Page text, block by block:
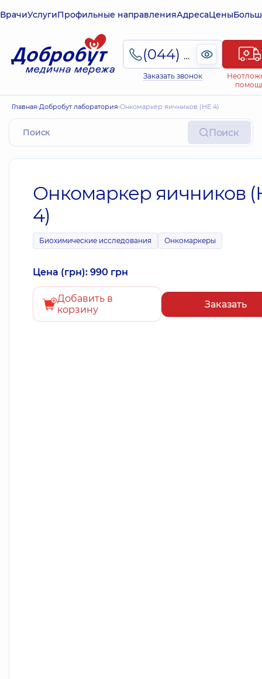
ВрачиУслугиПрофильные направленияАдресаЦены
(044) 495-2-888
Заказать звонок
Главная Добробут лаборатория Онкомаркер яичников (НЕ 4)
Поиск
Онкомаркер яичников
4)
Биохимические исследования Онкомаркеры
Цена (грн): 990 грн
Добавить в
корзину
Заказать